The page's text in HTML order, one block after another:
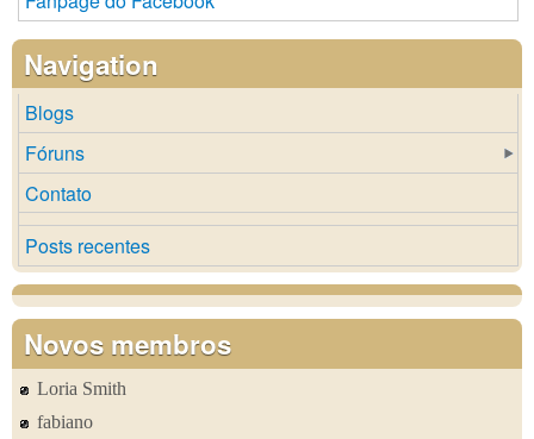
Navigation
Blogs
Fóruns
Contato
Posts recentes
Novos membros
Loria Smith
fabiano